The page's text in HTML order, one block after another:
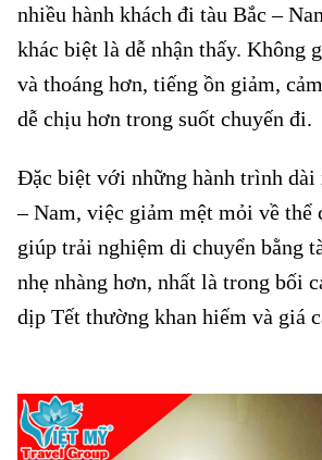
nhiều hành khách đi tàu Bắc –
khác biệt là dễ nhận thấy. Không
và thoáng hơn, tiếng ồn giảm,
dễ chịu hơn trong suốt chuyến đi.
Đặc biệt với những hành trình dài
– Nam, việc giảm mệt mỏi về thể
giúp trải nghiệm di chuyển bằng
nhẹ nhàng hơn, nhất là trong bối
dịp Tết thường khan hiếm và giá